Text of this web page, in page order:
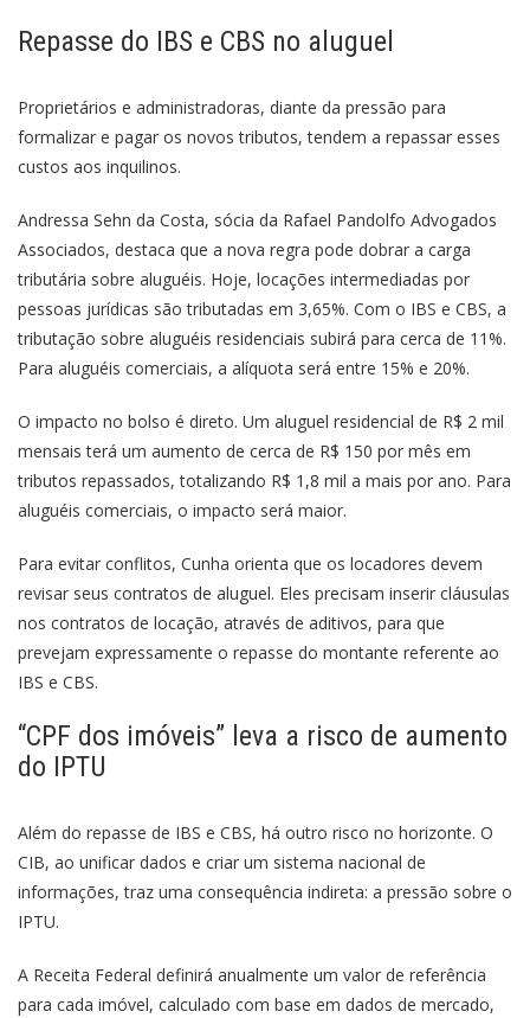
Repasse do IBS e CBS no aluguel
Proprietários e administradoras, diante da pressão para
formalizar e pagar os novos tributos, tendem a repassar esses
custos aos inquilinos.
Andressa Sehn da Costa, sócia da Rafael Pandolfo Advogados
Associados, destaca que a nova regra pode dobrar a carga
tributária sobre aluguéis. Hoje, locações intermediadas por
pessoas jurídicas são tributadas em 3,65%. Com o IBS e CBS, a
tributação sobre aluguéis residenciais subirá para cerca de 11%.
Para aluguéis comerciais, a alíquota será entre 15% e 20%.
O impacto no bolso é direto. Um aluguel residencial de R$ 2 mil
mensais terá um aumento de cerca de R$ 150 por mês em
tributos repassados, totalizando R$ 1,8 mil a mais por ano. Para
aluguéis comerciais, o impacto será maior.
Para evitar conflitos, Cunha orienta que os locadores devem
revisar seus contratos de aluguel. Eles precisam inserir cláusulas
nos contratos de locação, através de aditivos, para que
prevejam expressamente o repasse do montante referente ao
IBS e CBS.
“CPF dos imóveis” leva a risco de aumento
do IPTU
Além do repasse de IBS e CBS, há outro risco no horizonte. O
CIB, ao unificar dados e criar um sistema nacional de
informações, traz uma consequência indireta: a pressão sobre o
IPTU.
A Receita Federal definirá anualmente um valor de referência
para cada imóvel, calculado com base em dados de mercado,